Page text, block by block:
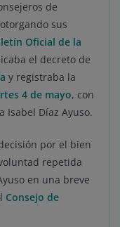
de
sus
Oficial de la
el decreto de
y registraba la
4 de mayo, con
Isabel Díaz Ayuso.
por el bien
repetida
en una breve
Consejo de